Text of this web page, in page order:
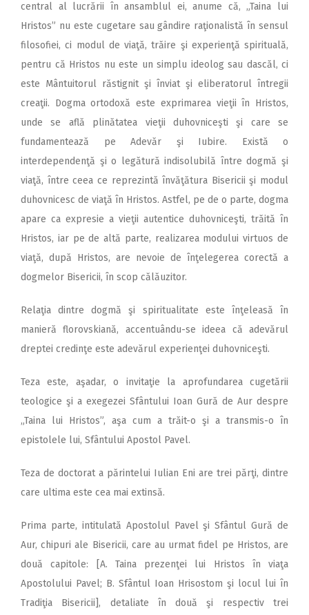
central al lucrării în ansamblul ei, anume că, „Taina lui
Hristos” nu este cugetare sau gândire raţionalistă în sensul
filosofiei, ci modul de viaţă, trăire şi experienţă spirituală,
pentru că Hristos nu este un simplu ideolog sau dascăl, ci
este Mântuitorul răstignit şi înviat şi eliberatorul întregii
creaţii. Dogma ortodoxă este exprimarea vieţii în Hristos,
unde se află plinătatea vieţii duhovniceşti şi care se
fundamentează pe Adevăr şi Iubire. Există o
interdependenţă şi o legătură indisolubilă între dogmă şi
viaţă, între ceea ce reprezintă învăţătura Bisericii şi modul
duhovnicesc de viaţă în Hristos. Astfel, pe de o parte, dogma
apare ca expresie a vieţii autentice duhovniceşti, trăită în
Hristos, iar pe de altă parte, realizarea modului virtuos de
viaţă, după Hristos, are nevoie de înţelegerea corectă a
dogmelor Bisericii, în scop călăuzitor.
Relaţia dintre dogmă şi spiritualitate este înţeleasă în
manieră florovskiană, accentuându-se ideea că adevărul
dreptei credinţe este adevărul experienţei duhovniceşti.
Teza este, aşadar, o invitaţie la aprofundarea cugetării
teologice şi a exegezei Sfântului Ioan Gură de Aur despre
„Taina lui Hristos”, aşa cum a trăit-o şi a transmis-o în
epistolele lui, Sfântului Apostol Pavel.
Teza de doctorat a părintelui Iulian Eni are trei părţi, dintre
care ultima este cea mai extinsă.
Prima parte, intitulată Apostolul Pavel şi Sfântul Gură de
Aur, chipuri ale Bisericii, care au urmat fidel pe Hristos, are
două capitole: [A. Taina prezenţei lui Hristos în viaţa
Apostolului Pavel; B. Sfântul Ioan Hrisostom şi locul lui în
Tradiţia Bisericii], detaliate în două şi respectiv trei